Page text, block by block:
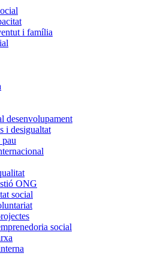
i família
desenvolupament
i desigualtat
pau
ONG
social
social